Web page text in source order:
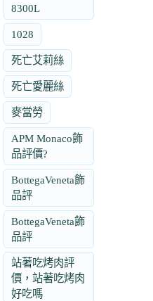
8300L
1028
死亡艾莉絲
死亡愛麗絲
麥當勞
APM Monaco飾
品評價?
BottegaVeneta飾
品評
BottegaVeneta飾
品評
站著吃烤肉評
價，站著吃烤肉
好吃嗎